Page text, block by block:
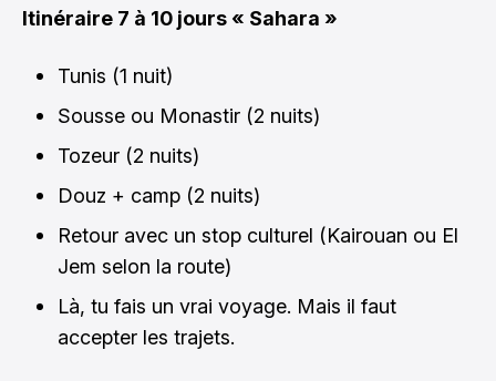
Itinéraire 7 à 10 jours « Sahara »
Tunis (1 nuit)
Sousse ou Monastir (2 nuits)
Tozeur (2 nuits)
Douz + camp (2 nuits)
Retour avec un stop culturel (Kairouan ou El
Jem selon la route)
Là, tu fais un vrai voyage. Mais il faut
accepter les trajets.